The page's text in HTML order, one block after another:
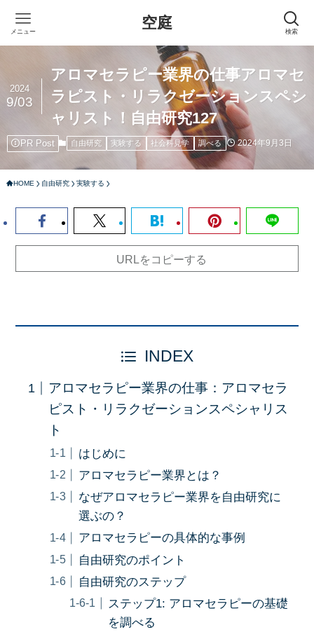
空庭 検索
メニュー
アロマセラピー業界の仕事アロマセ
ラピスト・リラクゼーションスペシ
ャリスト！自由研究127
2024
9/03
PR Post 自由研究 実験する 社会科見学 調べる 2024年9月3日
HOME 自由研究 実験する
URLをコピーする
INDEX
アロマセラピー業界の仕事：アロマセラ
ピスト・リラクゼーションスペシャリス
ト
はじめに
アロマセラピー業界とは？
なぜアロマセラピー業界を自由研究に
選ぶの？
アロマセラピーの具体的な事例
自由研究のポイント
自由研究のステップ
ステップ1: アロマセラピーの基礎
を調べる